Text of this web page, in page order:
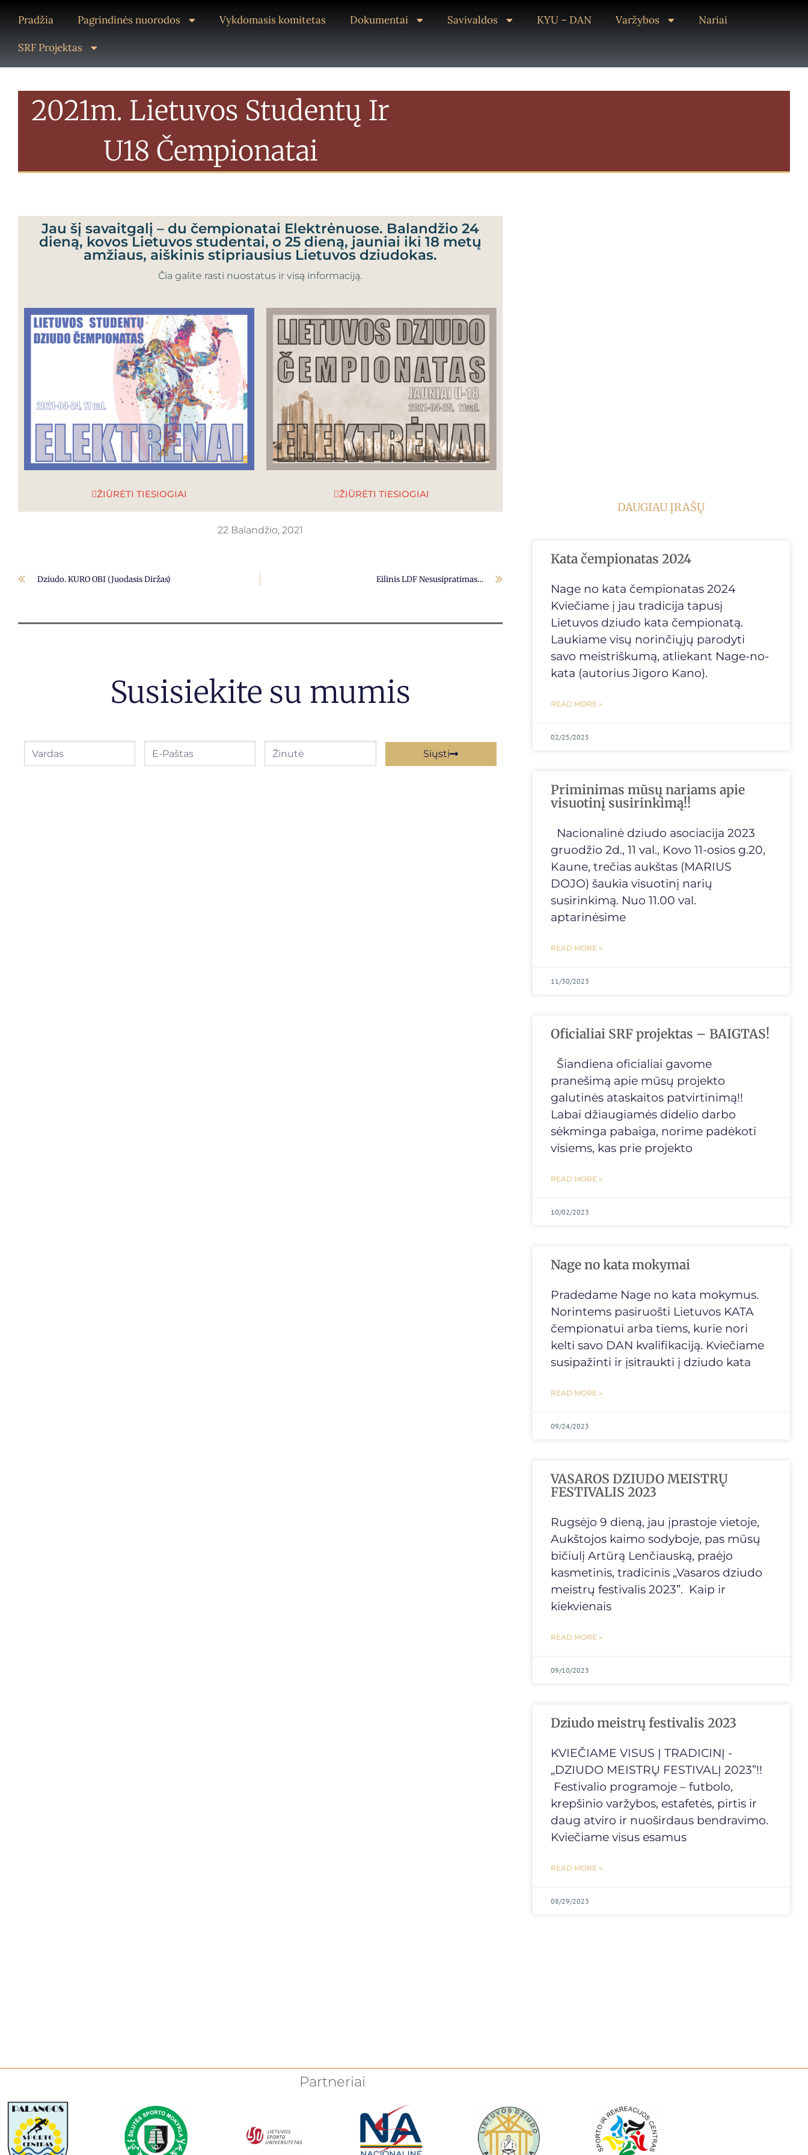
Pradžia Pagrindinės nuorodos Vykdomasis komitetas Dokumentai Savivaldos KYU – DAN Varžybos Nariai
SRF Projektas
2021m. Lietuvos Studentų Ir
U18 Čempionatai
Jau šį savaitgalį – du čempionatai Elektrėnuose. Balandžio 24
dieną, kovos Lietuvos studentai, o 25 dieną, jauniai iki 18 metų
amžiaus, aiškinis stipriausius Lietuvos dziudokas.
Čia galite rasti nuostatus ir visą informaciją.
ŽIŪRĖTI TIESIOGIAI ŽIŪRĖTI TIESIOGIAI
22 Balandžio, 2021
Dziudo. KURO OBI (juodasis Diržas) Eilinis LDF Nesusipratimas…
Susisiekite su mumis
Siųsti
DAUGIAU ĮRAŠŲ
Kata čempionatas 2024
Nage no kata čempionatas 2024
Kviečiame į jau tradicija tapusį
Lietuvos dziudo kata čempionatą.
Laukiame visų norinčiųjų parodyti
savo meistriškumą, atliekant Nage-no-
kata (autorius Jigoro Kano).
READ MORE »
02/25/2025
Priminimas mūsų nariams apie
visuotinį susirinkimą!!
Nacionalinė dziudo asociacija 2023
gruodžio 2d., 11 val., Kovo 11-osios g.20,
Kaune, trečias aukštas (MARIUS
DOJO) šaukia visuotinį narių
susirinkimą. Nuo 11.00 val.
aptarinėsime
READ MORE »
11/30/2023
Oficialiai SRF projektas – BAIGTAS!
Šiandiena oficialiai gavome
pranešimą apie mūsų projekto
galutinės ataskaitos patvirtinimą!!
Labai džiaugiamės didelio darbo
sėkminga pabaiga, norime padėkoti
visiems, kas prie projekto
READ MORE »
10/02/2023
Nage no kata mokymai
Pradedame Nage no kata mokymus.
Norintems pasiruošti Lietuvos KATA
čempionatui arba tiems, kurie nori
kelti savo DAN kvalifikaciją. Kviečiame
susipažinti ir įsitraukti į dziudo kata
READ MORE »
09/24/2023
VASAROS DZIUDO MEISTRŲ
FESTIVALIS 2023
Rugsėjo 9 dieną, jau įprastoje vietoje,
Aukštojos kaimo sodyboje, pas mūsų
bičiulį Artūrą Lenčiauską, praėjo
kasmetinis, tradicinis „Vasaros dziudo
meistrų festivalis 2023”. Kaip ir
kiekvienais
READ MORE »
09/10/2023
Dziudo meistrų festivalis 2023
KVIEČIAME VISUS Į TRADICINĮ -
„DZIUDO MEISTRŲ FESTIVALĮ 2023”!!
Festivalio programoje – futbolo,
krepšinio varžybos, estafetės, pirtis ir
daug atviro ir nuoširdaus bendravimo.
Kviečiame visus esamus
READ MORE »
08/29/2023
Partneriai